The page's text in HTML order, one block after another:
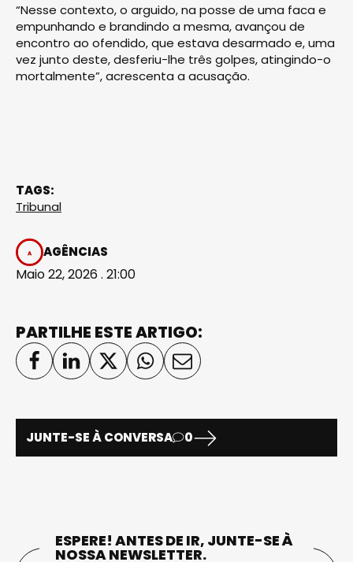
“Nesse contexto, o arguido, na posse de uma faca e
empunhando e brandindo a mesma, avançou de
encontro ao ofendido, que estava desarmado e, uma
vez junto deste, desferiu-lhe três golpes, atingindo-o
mortalmente”, acrescenta a acusação.
TAGS:
Tribunal
AGÊNCIAS
Maio 22, 2026 . 21:00
PARTILHE ESTE ARTIGO:
JUNTE-SE À CONVERSA 0
ESPERE! ANTES DE IR, JUNTE-SE À
NOSSA NEWSLETTER.